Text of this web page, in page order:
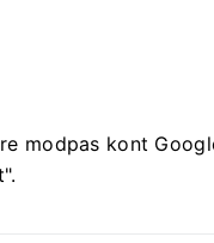
modpas kont